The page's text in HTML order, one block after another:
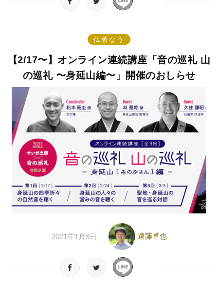
仏教なう
【2/17〜】オンライン連続講座「音の巡礼 山
の巡礼 〜身延山編〜」開催のおしらせ
2021年1月9日 遠藤卓也